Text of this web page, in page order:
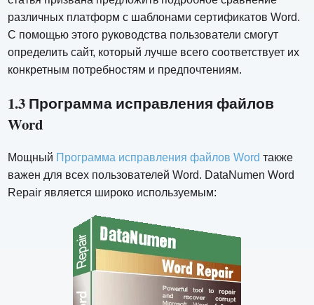
различных платформ с шаблонами сертификатов Word.
С помощью этого руководства пользователи смогут
определить сайт, который лучше всего соответствует их
конкретным потребностям и предпочтениям.
1.3 Программа исправления файлов
Word
Мощный Программа исправления файлов Word также
важен для всех пользователей Word. DataNumen Word
Repair является широко используемым: